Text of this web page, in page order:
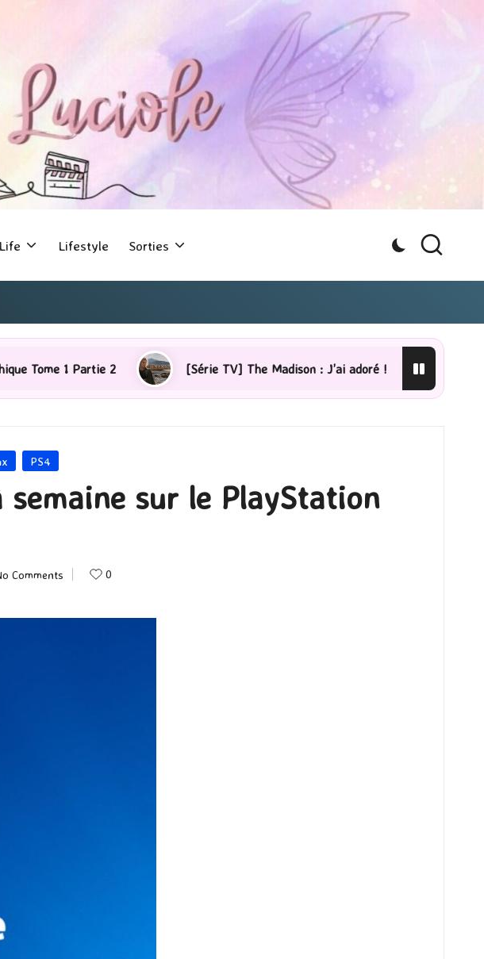
Lifestyle Sorties
2 [Série TV] The Madison : J’ai adoré ! [Lecture] La femme
PS4
sur le PlayStation
Comments 0